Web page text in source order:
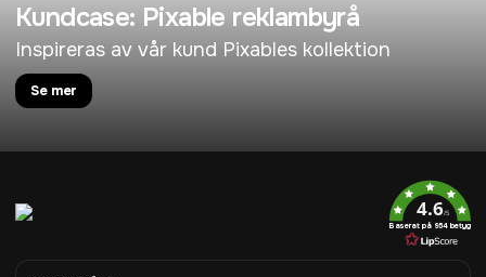
Kundcase: Pixable reklambyrå
Inspireras av vår kund Pixables kollektion
Se mer
4.6/5
Baserat på 954 betyg